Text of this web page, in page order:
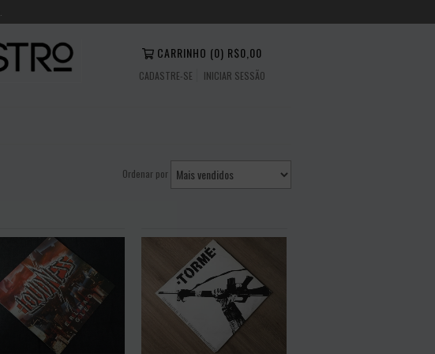
CARRINHO (0) R$0,00
CADASTRE-SE INICIAR SESSÃO
Ordenar por